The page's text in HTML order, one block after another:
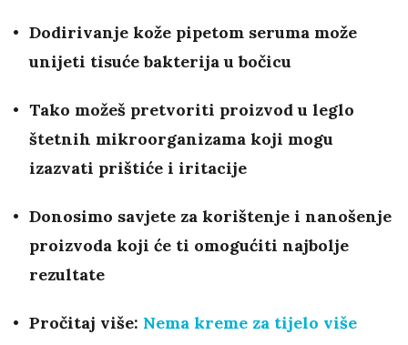
Dodirivanje kože pipetom seruma može
unijeti tisuće bakterija u bočicu
Tako možeš pretvoriti proizvod u leglo
štetnih mikroorganizama koji mogu
izazvati prištiće i iritacije
Donosimo savjete za korištenje i nanošenje
proizvoda koji će ti omogućiti najbolje
rezultate
Pročitaj više: Nema kreme za tijelo više